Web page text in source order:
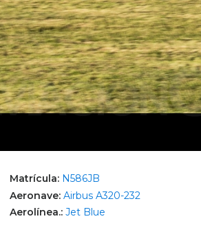
Matrícula: N586JB
Aeronave: Airbus A320-232
Aerolínea.: Jet Blue